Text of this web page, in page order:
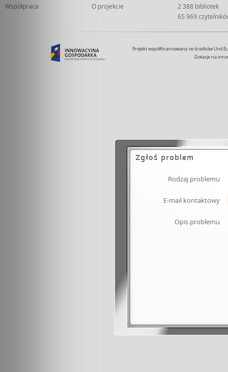
Współpraca O projekcie
2 388 bibliotek
65 969
Projekt współfinansowany ze środków Unii
Dotacje na
Zgłoś problem
Rodzaj problemu
E-mail kontaktowy
Opis problemu